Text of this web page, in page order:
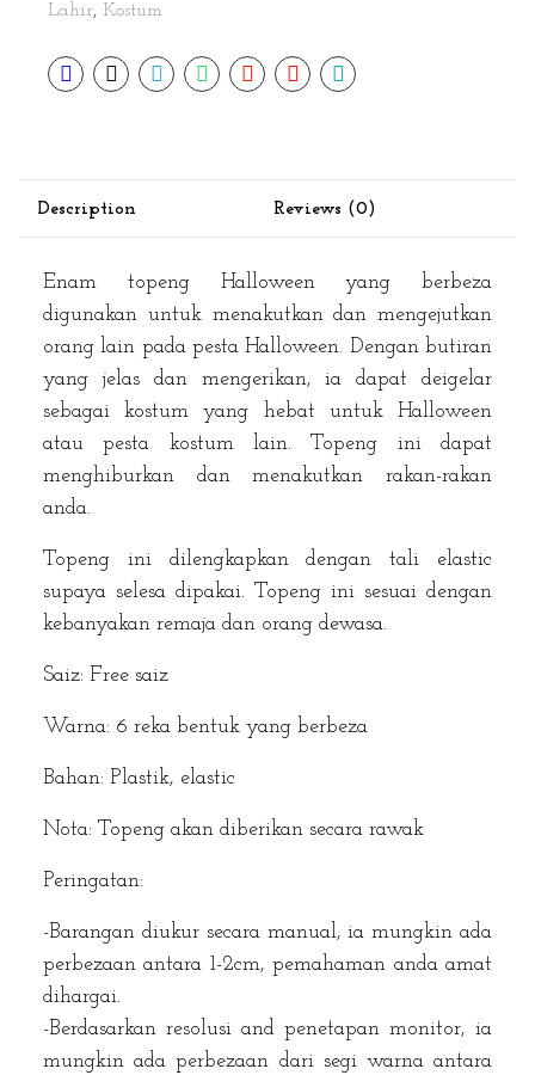
Lahir, Kostum
Description Reviews (0)
Enam topeng Halloween yang berbeza
digunakan untuk menakutkan dan mengejutkan
orang lain pada pesta Halloween. Dengan butiran
yang jelas dan mengerikan, ia dapat deigelar
sebagai kostum yang hebat untuk Halloween
atau pesta kostum lain. Topeng ini dapat
menghiburkan dan menakutkan rakan-rakan
anda.
Topeng ini dilengkapkan dengan tali elastic
supaya selesa dipakai. Topeng ini sesuai dengan
kebanyakan remaja dan orang dewasa.
Saiz: Free saiz
Warna: 6 reka bentuk yang berbeza
Bahan: Plastik, elastic
Nota: Topeng akan diberikan secara rawak
Peringatan:
-Barangan diukur secara manual, ia mungkin ada
perbezaan antara 1-2cm, pemahaman anda amat
dihargai.
-Berdasarkan resolusi and penetapan monitor, ia
mungkin ada perbezaan dari segi warna antara